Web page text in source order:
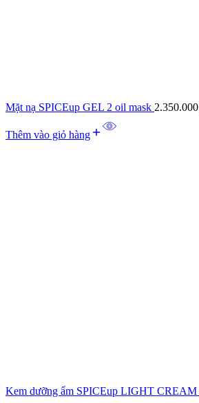
Mặt nạ SPICEup GEL 2 oil mask 2.350.000
Thêm vào giỏ hàng
Kem dưỡng ẩm SPICEup LIGHT CREAM